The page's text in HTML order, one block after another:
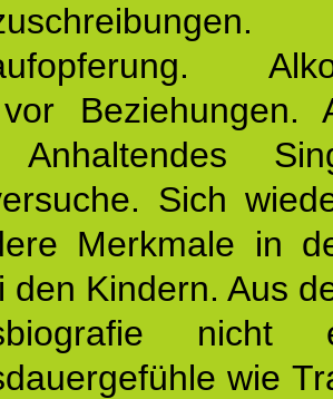
Beziehungen.
Sich
Merkmale in
den Kindern. Aus
nicht
wie